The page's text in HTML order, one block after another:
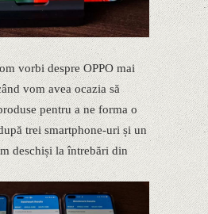
vorbi despre OPPO mai
vom avea ocazia să
pentru a ne forma o
trei smartphone-uri și un
deschiși la întrebări din